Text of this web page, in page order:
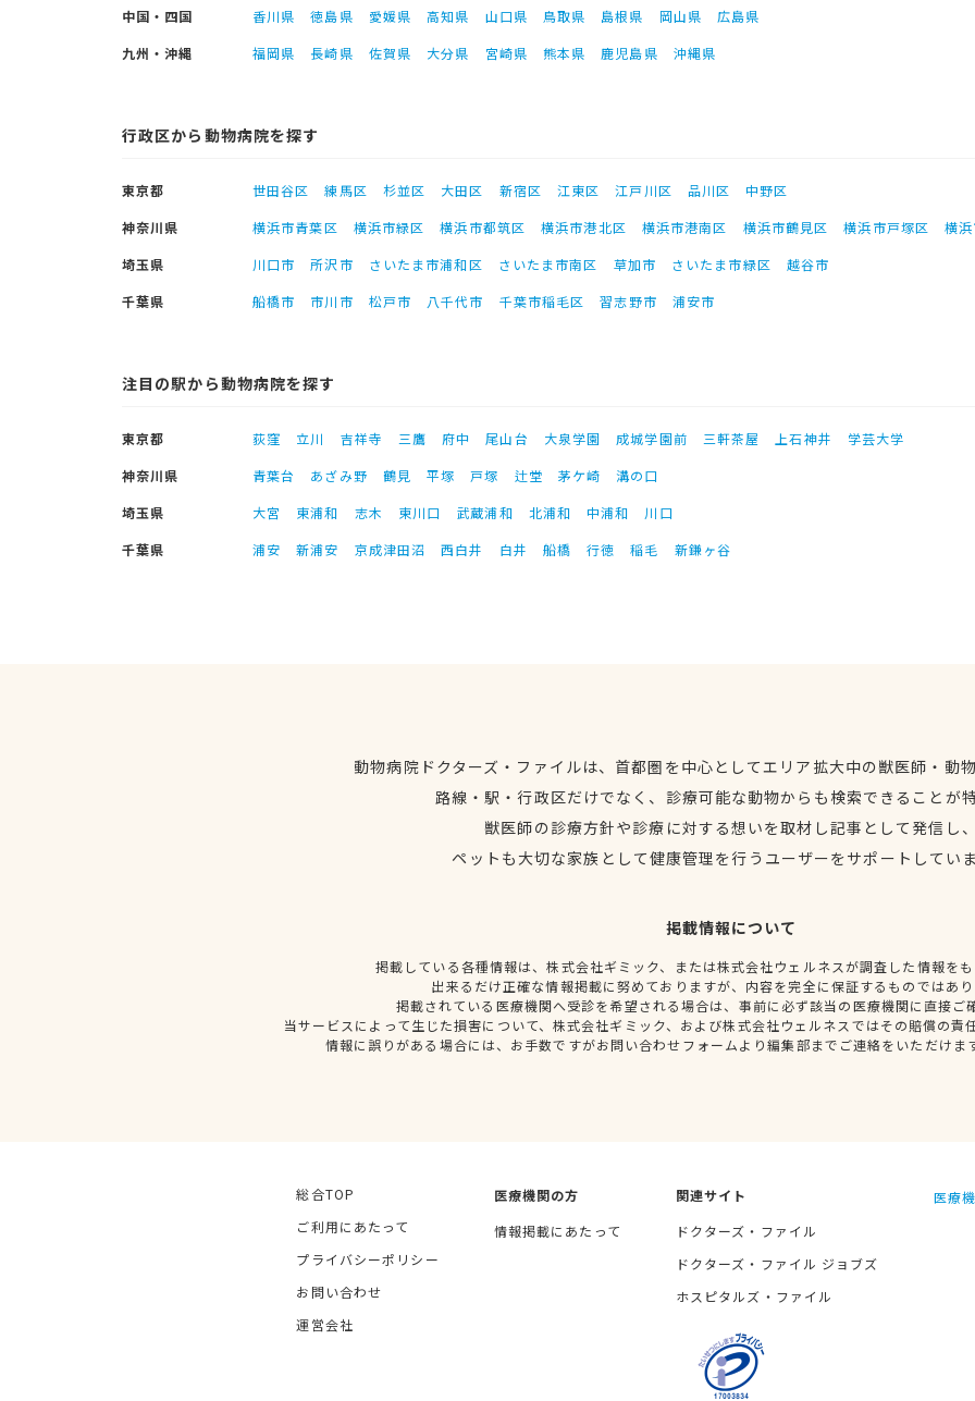
中国・四国
香川県 徳島県 愛媛県 高知県 山口県 鳥取県 島根県 岡山県
広島県
九州・沖縄
福岡県 長崎県 佐賀県 大分県 宮崎県 熊本県 鹿児島県 沖縄県
行政区から動物病院を探す
東京都 世田谷区 練馬区 杉並区 大田区 新宿区 江東区 江戸川区 品川区
中野区
神奈川県
横浜市青葉区 横浜市緑区 横浜市都筑区 横浜市港北区 横浜市港南区 横浜市鶴見区 横浜市戸塚区
横
埼玉県
川口市 所沢市 さいたま市浦和区 さいたま市南区 草加市 さいたま市緑区
越谷市
千葉県
船橋市 市川市 松戸市 八千代市 千葉市稲毛区 習志野市 浦安市
注目の駅から動物病院を探す
東京都 荻窪 立川 吉祥寺 三鷹 府中 尾山台 大泉学園 成城学園前 三軒茶屋 上石神井
学芸大学
神奈川県
青葉台 あざみ野 鶴見 平塚 戸塚 辻堂 茅ケ崎
溝の口
埼玉県
大宮 東浦和 志木 東川口 武蔵浦和 北浦和 中浦和
川口
千葉県
浦安 新浦安 京成津田沼 西白井 白井 船橋 行徳 稲毛 新鎌ヶ谷
動物病院ドクターズ・ファイルは、首都圏を中心としてエリア拡大中の獣医師・動
路線・駅・行政区だけでなく、診療可能な動物からも検索できることが
獣医師の診療方針や診療に対する想いを取材し記事として発信し
ペットも大切な家族として健康管理を行うユーザーをサポートしてい
掲載情報について
掲載している各種情報は、株式会社ギミック、または株式会社ウェルネスが調査した情報を
出来るだけ正確な情報掲載に努めておりますが、内容を完全に保証するものではあ
掲載されている医療機関へ受診を希望される場合は、事前に必ず該当の医療機関に直接ご
当サービスによって生じた損害について、株式会社ギミック、および株式会社ウェルネスではその賠償の責
情報に誤りがある場合には、お手数ですがお問い合わせフォームより編集部までご連絡をいただけま
総合TOP
ご利用にあたって
プライバシーポリシー
お問い合わせ
運営会社
医療機関の方
情報掲載にあたって
関連サイト
ドクターズ・ファイル
ドクターズ・ファイル ジョブズ
ホスピタルズ・ファイル
医療